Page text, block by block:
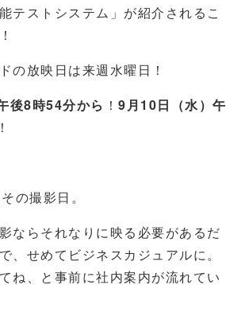
テストシステム」が紹介されるこ
の放映日は来週水曜日！
後8時54分から ！ 9月10日（水）午
！
の撮影日。
ならそれなりに映る必要があるだ
、せめてビジネスカジュアルに。
ね、と事前に社内案内が流れてい